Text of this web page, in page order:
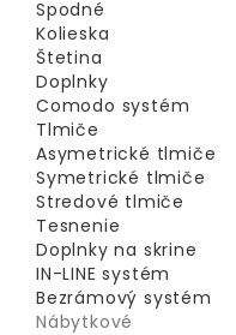
Spodné
Kolieska
Štetina
Doplnky
Comodo systém
Tlmiče
Asymetrické tlmiče
Symetrické tlmiče
Stredové tlmiče
Tesnenie
Doplnky na skrine
IN-LINE systém
Bezrámový systém
Nábytkové